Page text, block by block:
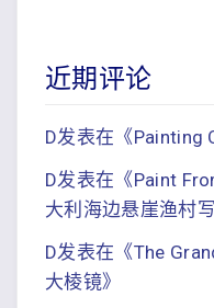
近期评论
D发表在《Painting
D发表在《Paint
大利海边悬崖渔村
D发表在《The
大棱镜》